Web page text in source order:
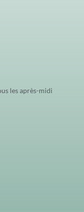
les après-midi